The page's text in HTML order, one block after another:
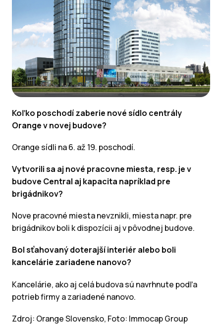
Koľko poschodí zaberie nové sídlo centrály
Orange v novej budove?
Orange sídli na 6. až 19. poschodí.
Vytvorili sa aj nové pracovne miesta, resp. je v
budove Central aj kapacita napríklad pre
brigádnikov?
Nove pracovné miesta nevznikli, miesta napr. pre
brigádnikov boli k dispozícii aj v pôvodnej budove.
Bol sťahovaný doterajší interiér alebo boli
kancelárie zariadene nanovo?
Kancelárie, ako aj celá budova sú navrhnute podľa
potrieb firmy a zariadené nanovo.
Zdroj: Orange Slovensko, Foto: Immocap Group